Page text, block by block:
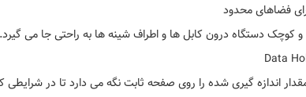
و کوچک دستگاه درون کابل ها و اطراف شینه ها به راحتی جا می گیرد.
اندازه گیری شده را روی صفحه ثابت نگه می دارد تا در